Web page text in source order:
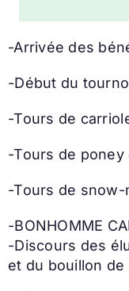
-Arrivée des
-Début du
-Tours de
-Tours de poney
-Tours de
-BONHOMME
-Discours des
et du bouillon de